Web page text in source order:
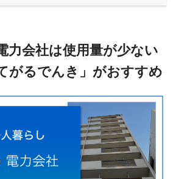
力会社は使用量が少ない
がるでんき」がおすすめ